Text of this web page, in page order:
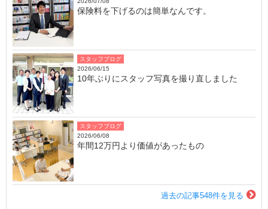
保険料を下げるのは簡単なんです。
スタッフブログ
2026/06/15
10年ぶりにスタッフ写真を撮り直しました
スタッフブログ
2026/06/08
年間12万円より価値があったもの
過去の記事548件を見る